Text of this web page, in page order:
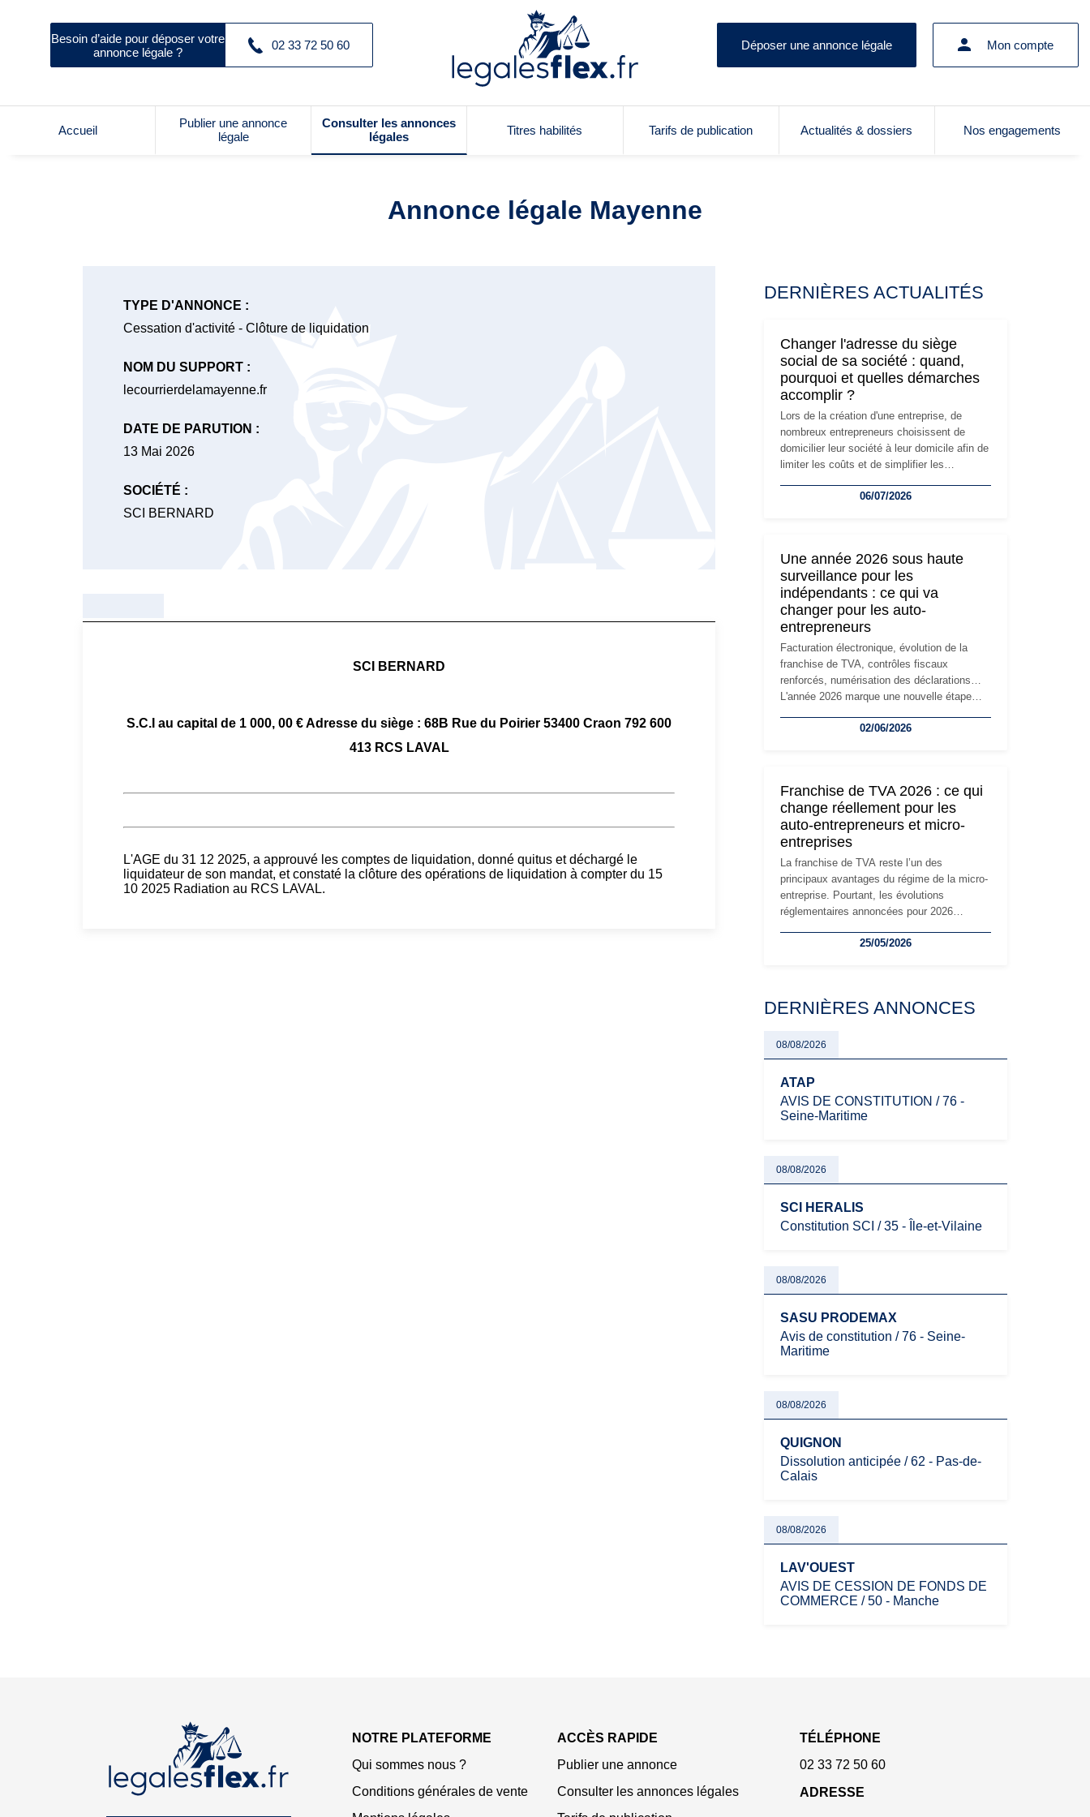
Besoin d’aide pour déposer votre
annonce légale ?
02 33 72 50 60 Déposer une annonce légale Mon compte
Accueil
Publier une annonce
légale
Consulter les annonces
légales
Titres habilités Tarifs de publication Actualités & dossiers Nos engagements
Annonce légale Mayenne
TYPE D'ANNONCE :
Cessation d'activité - Clôture de liquidation
NOM DU SUPPORT :
lecourrierdelamayenne.fr
DATE DE PARUTION :
13 Mai 2026
SOCIÉTÉ :
SCI BERNARD
SCI BERNARD
S.C.I au capital de 1 000, 00 € Adresse du siège : 68B Rue du Poirier 53400 Craon 792 600
413 RCS LAVAL
L'AGE du 31 12 2025, a approuvé les comptes de liquidation, donné quitus et déchargé le
liquidateur de son mandat, et constaté la clôture des opérations de liquidation à compter du 15
10 2025 Radiation au RCS LAVAL.
DERNIÈRES ACTUALITÉS
Changer l'adresse du siège
social de sa société : quand,
pourquoi et quelles démarches
accomplir ?
Lors de la création d'une entreprise, de
nombreux entrepreneurs choisissent de
domicilier leur société à leur domicile afin de
limiter les coûts et de simplifier les
l'activité, cette solution peut rapidement
siège social répond souvent à une nouvelle
étape de la vie de l'entreprise et implique
plusieurs formalités obligatoires.
06/07/2026
Une année 2026 sous haute
surveillance pour les
indépendants : ce qui va
changer pour les auto-
entrepreneurs
Facturation électronique, évolution de la
franchise de TVA, contrôles fiscaux
renforcés, numérisation des déclarations…
L'année 2026 marque une nouvelle étape
travailleurs indépendants. Si le régime de la
réglementaire plus exigeant. Décryptage des
principaux changements et des précautions
à prendre pour éviter les mauvaises
surprises.
02/06/2026
Franchise de TVA 2026 : ce qui
change réellement pour les
auto-entrepreneurs et micro-
entreprises
La franchise de TVA reste l’un des
principaux avantages du régime de la micro-
entreprise. Pourtant, les évolutions
réglementaires annoncées pour 2026
les auto-entrepreneurs, artisans et
évoluent dans un contexte de contrôle
oblige les indépendants à rester
particulièrement vigilants.
25/05/2026
DERNIÈRES ANNONCES
08/08/2026
ATAP
AVIS DE CONSTITUTION / 76 -
Seine-Maritime
08/08/2026
SCI HERALIS
Constitution SCI / 35 - Île-et-Vilaine
08/08/2026
SASU PRODEMAX
Avis de constitution / 76 - Seine-
Maritime
08/08/2026
QUIGNON
Dissolution anticipée / 62 - Pas-de-
Calais
08/08/2026
LAV'OUEST
AVIS DE CESSION DE FONDS DE
COMMERCE / 50 - Manche
NOTRE PLATEFORME
Qui sommes nous ?
Conditions générales de vente
ACCÈS RAPIDE
Publier une annonce
Consulter les annonces légales
TÉLÉPHONE
02 33 72 50 60
ADRESSE